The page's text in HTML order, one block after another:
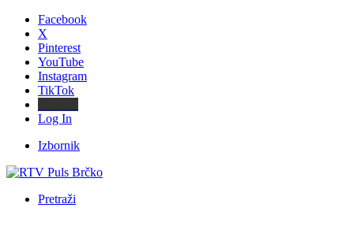
Facebook
X
Pinterest
YouTube
Instagram
TikTok
Log In
Izbornik
Pretraži